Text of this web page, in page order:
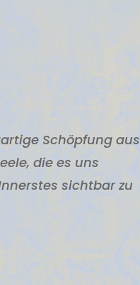
Schöpfung aus
die es uns
sichtbar zu